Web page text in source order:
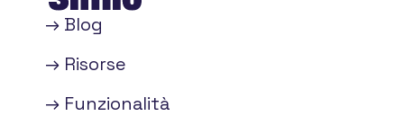
→ Blog
→ Risorse
→ Funzionalità